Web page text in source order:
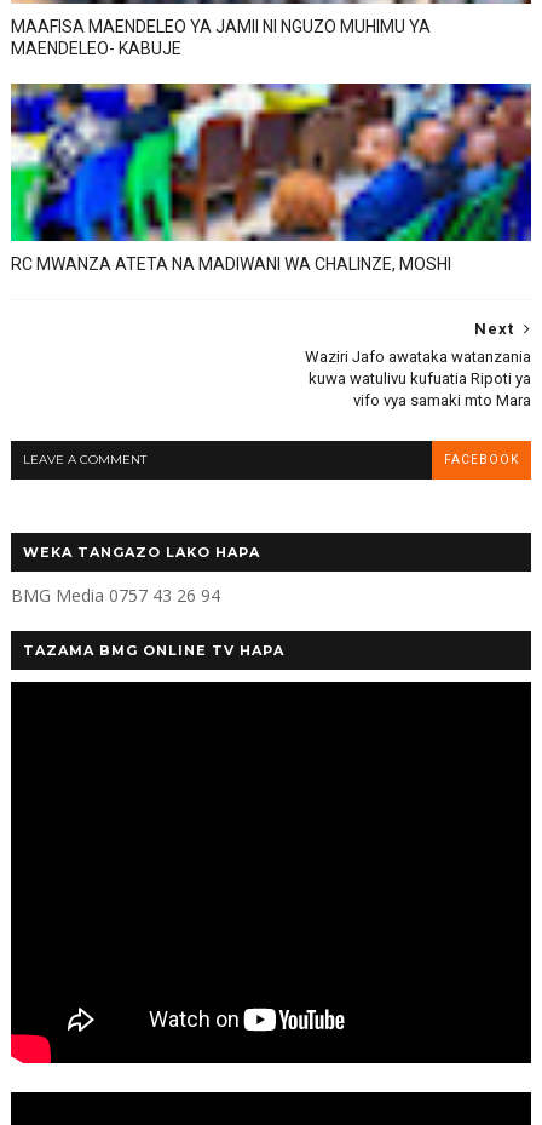
MAAFISA MAENDELEO YA JAMII NI NGUZO MUHIMU YA
MAENDELEO- KABUJE
RC MWANZA ATETA NA MADIWANI WA CHALINZE, MOSHI
Next
Waziri Jafo awataka watanzania
kuwa watulivu kufuatia Ripoti ya
vifo vya samaki mto Mara
LEAVE A COMMENT FACEBOOK
WEKA TANGAZO LAKO HAPA
BMG Media 0757 43 26 94
TAZAMA BMG ONLINE TV HAPA